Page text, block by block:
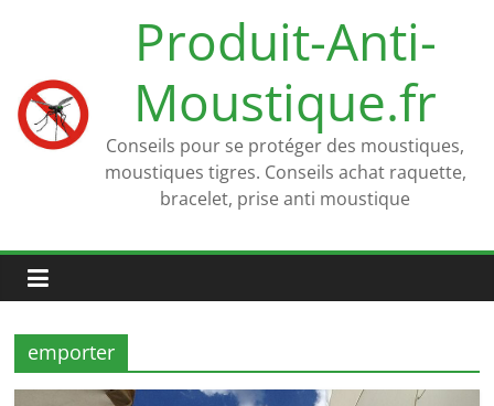
Produit-Anti-
Moustique.fr
Conseils pour se protéger des moustiques,
moustiques tigres. Conseils achat raquette,
bracelet, prise anti moustique
emporter